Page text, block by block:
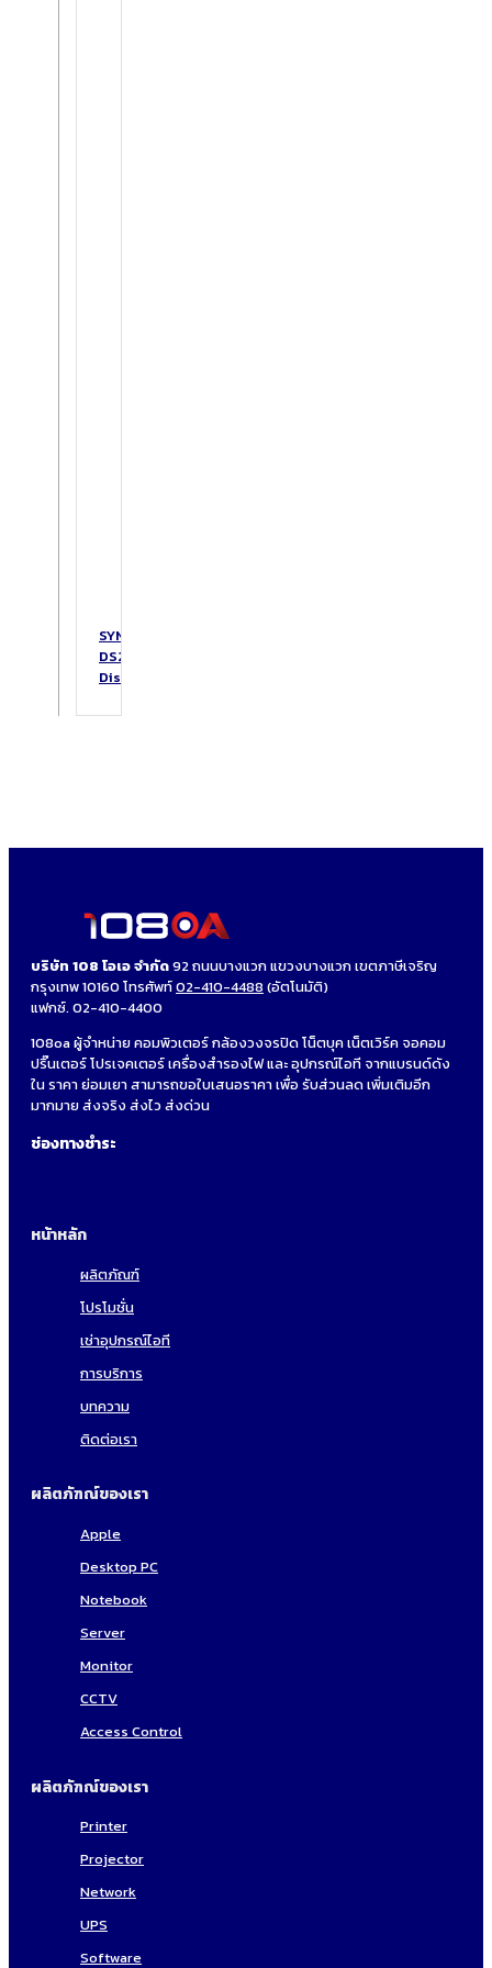
SYNOLOGY
DS223
DiskStation
บริษัท 108 โอเอ จำกัด92 ถนนบางแวก แขวงบางแวก เขตภาษีเจริญ
กรุงเทพ 10160 โทรศัพท์02-410-4488 (อัตโนมัติ)
แฟกซ์. 02-410-4400
108oa ผู้จำหน่าย คอมพิวเตอร์ กล้องวงจรปิด โน็ตบุค เน็ตเวิร์ค จอคอม
ปริ๊นเตอร์ โปรเจคเตอร์ เครื่องสำรองไฟ และ อุปกรณ์ไอที จากแบรนด์ดัง
ใน ราคา ย่อมเยา สามารถขอใบเสนอราคา เพื่อ รับส่วนลด เพิ่มเติมอีก
มากมาย ส่งจริง ส่งไว ส่งด่วน
ช่องทางชำระ
หน้าหลัก
ผลิตภัณฑ์
โปรโมชั่น
เช่าอุปกรณ์ไอที
การบริการ
บทความ
ติดต่อเรา
ผลิตภัฑณ์ของเรา
Apple
Desktop PC
Notebook
Server
Monitor
CCTV
Access Control
ผลิตภัฑณ์ของเรา
Printer
Projector
Network
UPS
Software